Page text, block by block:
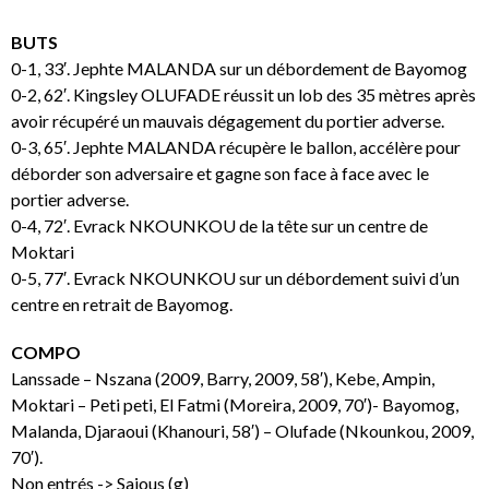
BUTS
0-1, 33′. Jephte MALANDA sur un débordement de Bayomog
0-2, 62′. Kingsley OLUFADE réussit un lob des 35 mètres après
avoir récupéré un mauvais dégagement du portier adverse.
0-3, 65′. Jephte MALANDA récupère le ballon, accélère pour
déborder son adversaire et gagne son face à face avec le
portier adverse.
0-4, 72′. Evrack NKOUNKOU de la tête sur un centre de
Moktari
0-5, 77′. Evrack NKOUNKOU sur un débordement suivi d’un
centre en retrait de Bayomog.
COMPO
Lanssade – Nszana (2009, Barry, 2009, 58′), Kebe, Ampin,
Moktari – Peti peti, El Fatmi (Moreira, 2009, 70′)- Bayomog,
Malanda, Djaraoui (Khanouri, 58′) – Olufade (Nkounkou, 2009,
70′).
Non entrés -> Sajous (g)